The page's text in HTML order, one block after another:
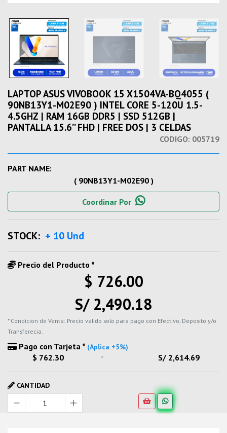
LAPTOP ASUS VIVOBOOK 15 X1504VA-BQ4055 (
90NB13Y1-M02E90 ) INTEL CORE 5-120U 1.5-
4.5GHZ | RAM 16GB DDR5 | SSD 512GB |
PANTALLA 15.6’’ FHD | FREE DOS | 3 CELDAS
CODIGO: 005719
PART NAME:
( 90NB13Y1-M02E90 )
Coordinar Por
STOCK: + 10 Und
Precio del Producto *
$ 726.00
S/ 2,490.18
* Condicion de Venta: Precio valido solo para pago con Efectivo, Deposito y/o
Transferecia.
Pago con Tarjeta * (Aplica +5%)
$ 762.30 - S/ 2,614.69
CANTIDAD